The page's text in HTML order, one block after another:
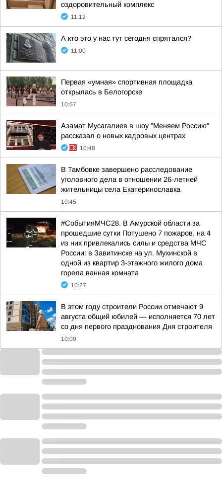
оздоровительный комплекс
11:12
А кто это у нас тут сегодня спрятался?
11:00
Первая «умная» спортивная площадка
открылась в Белогорске
10:57
Азамат Мусагалиев в шоу "Меняем Россию"
рассказал о новых кадровых центрах
10:48
В Тамбовке завершено расследование
уголовного дела в отношении 26-летней
жительницы села Екатеринославка
10:45
#СобытияМЧС28. В Амурской области за
прошедшие сутки Потушено 7 пожаров, на 4
из них привлекались силы и средства МЧС
России: в Завитинске на ул. Мухинской в
одной из квартир 3-этажного жилого дома
горела ванная комната
10:27
В этом году строители России отмечают 9
августа общий юбилей — исполняется 70 лет
со дня первого празднования Дня строителя
10:09